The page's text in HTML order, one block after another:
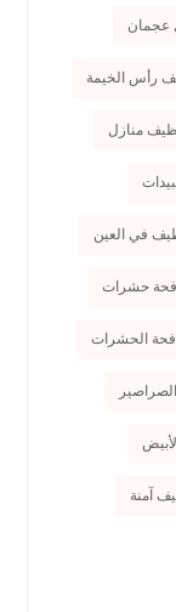
عجمان
رأس الخيمة
منازل
في العين
حشرات
الحشرات
آمنة